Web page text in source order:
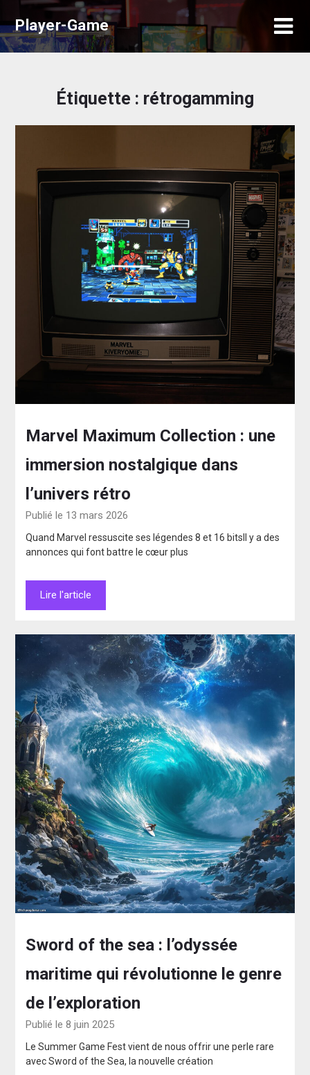
to
content
Player-Game
Étiquette : rétrogamming
Marvel Maximum Collection : une
immersion nostalgique dans
l’univers rétro
Publié le 13 mars 2026
Quand Marvel ressuscite ses légendes 8 et 16 bitsIl y a des
annonces qui font battre le cœur plus
Lire l'article
Sword of the sea : l’odyssée
maritime qui révolutionne le genre
de l’exploration
Publié le 8 juin 2025
Le Summer Game Fest vient de nous offrir une perle rare
avec Sword of the Sea, la nouvelle création